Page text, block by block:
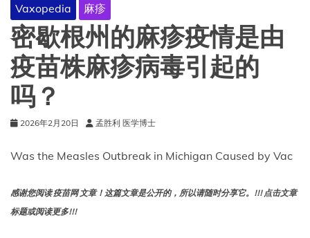
Vaxopedia 麻疹
密歇根州的麻疹疫情是由
疫苗株麻疹病毒引起的
吗？
2026年2月20日 孟胜利 医学博士
Was the Measles Outbreak in Michigan Caused by Vac
感谢您阅读 疫苗网 文章！这篇文章是公开的，所以请随时分享它。!!! 点击文章
标题或阅读更多!!!